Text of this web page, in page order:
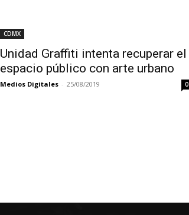
CDMX
Unidad Graffiti intenta recuperar el
espacio público con arte urbano
Medios Digitales - 25/08/2019 0